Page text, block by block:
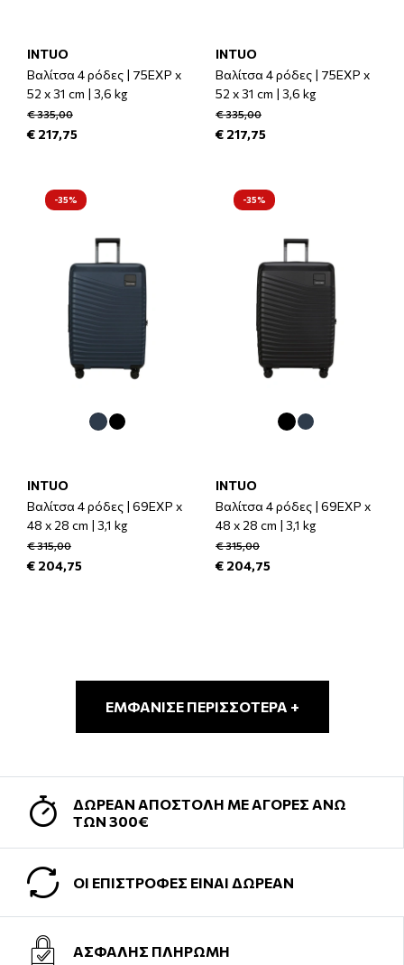
INTUO
Βαλίτσα 4 ρόδες | 75EXP x
52 x 31 cm | 3,6 kg
€ 335,00
€ 217,75
INTUO
Βαλίτσα 4 ρόδες | 75EXP x
52 x 31 cm | 3,6 kg
€ 335,00
€ 217,75
-35%
INTUO
Βαλίτσα 4 ρόδες | 69EXP x
48 x 28 cm | 3,1 kg
€ 315,00
€ 204,75
-35%
INTUO
Βαλίτσα 4 ρόδες | 69EXP x
48 x 28 cm | 3,1 kg
€ 315,00
€ 204,75
ΕΜΦΆΝΙΣΕ ΠΕΡΙΣΣΌΤΕΡΑ +
ΔΩΡΕΑΝ ΑΠΟΣΤΟΛΗ ΜΕ ΑΓΟΡΕΣ ΑΝΩ
ΤΩΝ 300€
ΟΙ ΕΠΙΣΤΡΟΦΕΣ ΕΙΝΑΙ ΔΩΡΕΑΝ
ΑΣΦΑΛΗΣ ΠΛΗΡΩΜΗ